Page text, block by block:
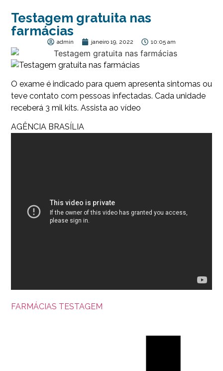
Testagem gratuita nas
farmácias
admin janeiro 19, 2022 10:05 am
O exame é indicado para quem apresenta sintomas ou
teve contato com pessoas infectadas. Cada unidade
receberá 3 mil kits. Assista ao vídeo
AGÊNCIA BRASÍLIA
FARMÁCIAS TESTAGEM